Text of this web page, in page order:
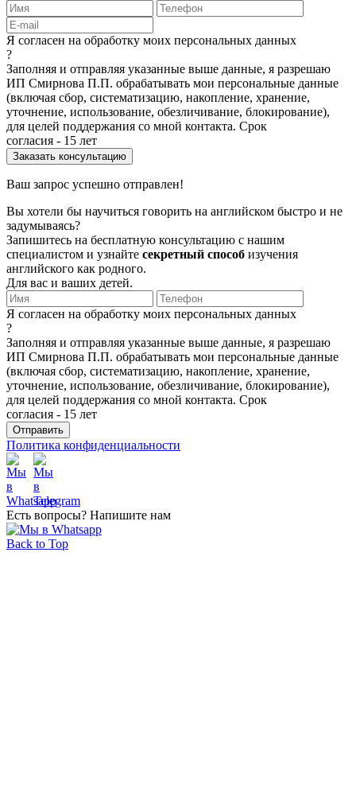
Я согласен на обработку моих персональных данных
?
Заполняя и отправляя указанные выше данные, я разрешаю
ИП Смирнова П.П. обрабатывать мои персональные данные
(включая сбор, систематизацию, накопление, хранение,
уточнение, использование, обезличивание, блокирование),
для целей поддержания со мной контакта. Срок
согласия - 15 лет
Ваш запрос успешно отправлен!
Вы хотели бы научиться говорить на английском быстро и не
задумываясь?
Запишитесь на бесплатную консультацию с нашим
специалистом и узнайте секретный способ изучения
английского как родного.
Для вас и ваших детей.
Я согласен на обработку моих персональных данных
?
Заполняя и отправляя указанные выше данные, я разрешаю
ИП Смирнова П.П. обрабатывать мои персональные данные
(включая сбор, систематизацию, накопление, хранение,
уточнение, использование, обезличивание, блокирование),
для целей поддержания со мной контакта. Срок
согласия - 15 лет
Политика конфиденциальности
Есть вопросы? Напишите нам
Back to Top